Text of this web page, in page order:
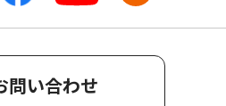
問い合わせ